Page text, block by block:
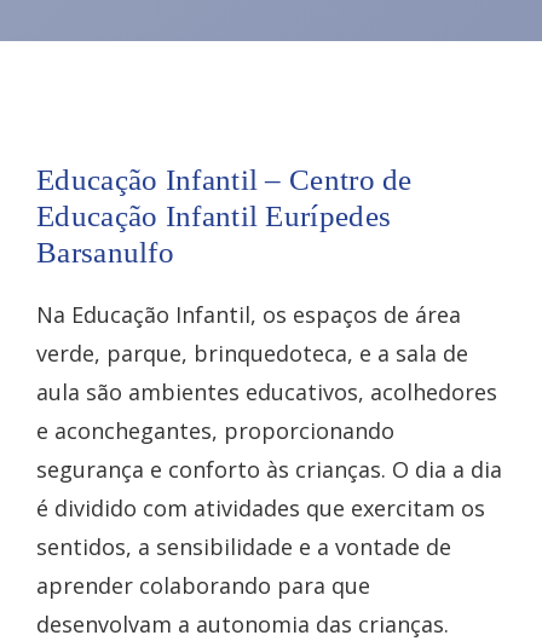
Educação Infantil – Centro de
Educação Infantil Eurípedes
Barsanulfo
Na Educação Infantil, os espaços de área
verde, parque, brinquedoteca, e a sala de
aula são ambientes educativos, acolhedores
e aconchegantes, proporcionando
segurança e conforto às crianças. O dia a dia
é dividido com atividades que exercitam os
sentidos, a sensibilidade e a vontade de
aprender colaborando para que
desenvolvam a autonomia das crianças.